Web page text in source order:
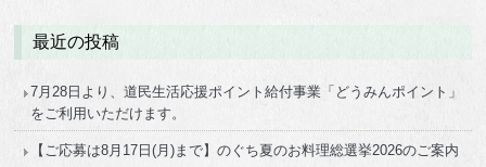
最近の投稿
7月28日より、道民生活応援ポイント給付事業「どうみんポイント」
をご利用いただけます。
【ご応募は8月17日(月)まで】のぐち夏のお料理総選挙2026のご案内